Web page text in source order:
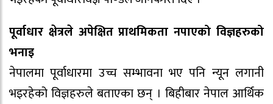
पूर्वाधार क्षेत्रले अपेक्षित प्राथमिकता नपाएको विज्ञहरुको
भनाइ
नेपालमा पूर्वाधारमा उच्च सम्भावना भए पनि न्यून लगानी
भइरहेको विज्ञहरुले बताएका छन् । बिहीबार नेपाल आर्थिक